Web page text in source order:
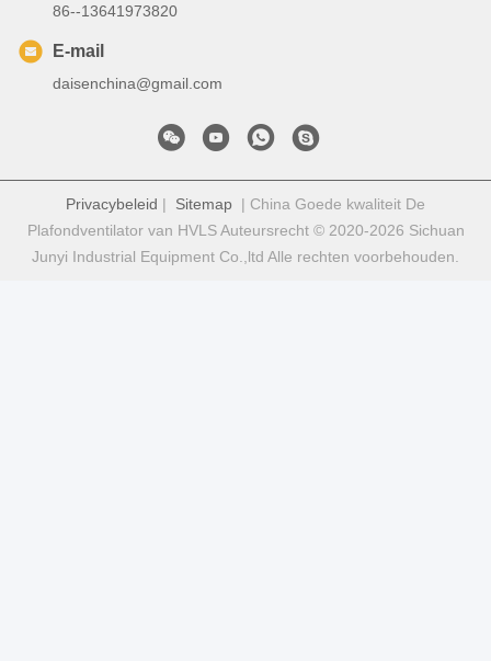
86--13641973820
E-mail
daisenchina@gmail.com
Privacybeleid | Sitemap | China Goede kwaliteit De
Plafondventilator van HVLS Auteursrecht © 2020-2026 Sichuan
Junyi Industrial Equipment Co.,ltd Alle rechten voorbehouden.